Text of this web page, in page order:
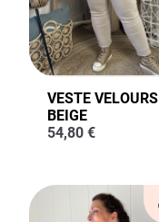
VESTE VELOURS
BEIGE
54,80 €